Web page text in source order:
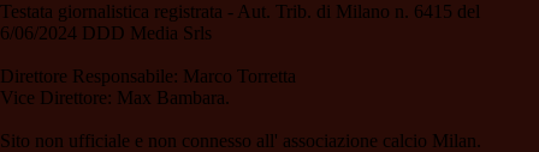
Testata giornalistica registrata - Aut. Trib. di Milano n. 6415 del
6/06/2024 DDD Media Srls
Direttore Responsabile: Marco Torretta
Vice Direttore: Max Bambara.
Sito non ufficiale e non connesso all' associazione calcio Milan.